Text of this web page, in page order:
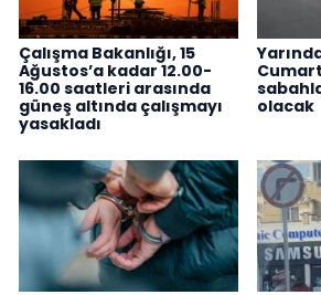
Çalışma Bakanlığı, 15
Ağustos’a kadar 12.00-
16.00 saatleri arasında
güneş altında çalışmayı
yasakladı
olacak